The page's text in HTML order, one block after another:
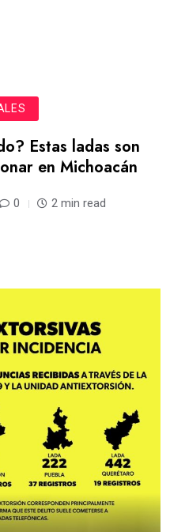
Estas ladas son
en Michoacán
0 2 min read